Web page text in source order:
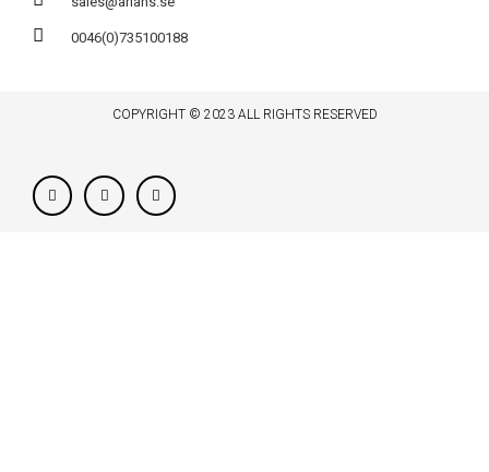
0046(0)735100188
COPYRIGHT © 2023 ALL RIGHTS RESERVED